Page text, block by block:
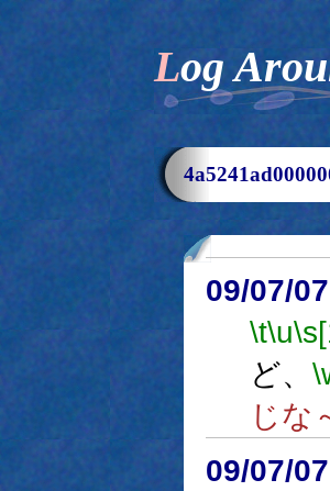
Log
09/07/
\t\u
ど、
じな
09/07/